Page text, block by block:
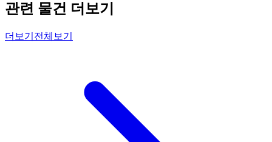
관련 물건 더보기
더보기 전체보기